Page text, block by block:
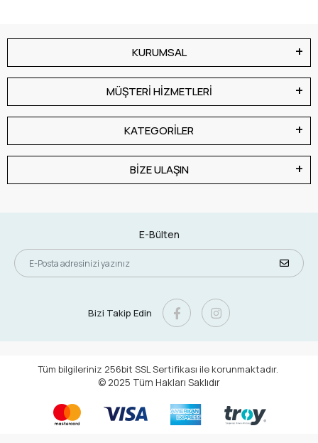
KURUMSAL
MÜŞTERİ HİZMETLERİ
KATEGORİLER
BİZE ULAŞIN
E-Bülten
Bizi Takip Edin
Tüm bilgileriniz 256bit SSL Sertifikası ile korunmaktadır.
© 2025 Tüm Hakları Saklıdır